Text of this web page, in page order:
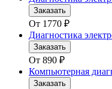
Заказать
От 1770 ₽
Диагностика
Заказать
От 890 ₽
Компьютерная
Заказать